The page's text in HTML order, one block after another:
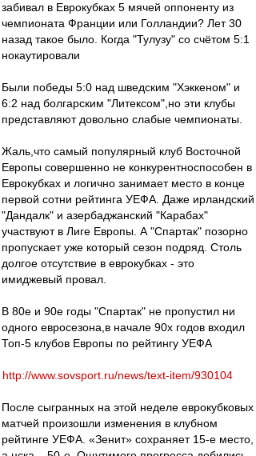
забивал в Еврокубках 5 мячей оппоненту из
чемпионата Франции или Голландии? Лет 30
назад такое было. Когда "Тулузу" со счётом 5:1
нокаутировали
Были победы 5:0 над шведским "Хэккеном" и
6:2 над болгарским "Литексом",но эти клубы
представляют довольно слабые чемпионаты.
Жаль,что самый популярный клуб Восточной
Европы совершенно не конкурентноспособен в
Еврокубках и логично занимает место в конце
первой сотни рейтинга УЕФА. Даже ирландский
"Дандалк" и азербаджанский "Карабах"
участвуют в Лиге Европы. А "Спартак" позорно
пропускает уже который сезон подряд. Столь
долгое отсутствие в еврокубках - это
имиджевый провал.
В 80е и 90е годы "Спартак" не пропустил ни
одного евросезона,в начале 90х годов входил
Топ-5 клубов Европы по рейтингу УЕФА
http://www.sovsport.ru/news/text-item/930104
После сыгранных на этой неделе еврокубковых
матчей произошли изменения в клубном
рейтинге УЕФА. «Зенит» сохраняет 15-е место,